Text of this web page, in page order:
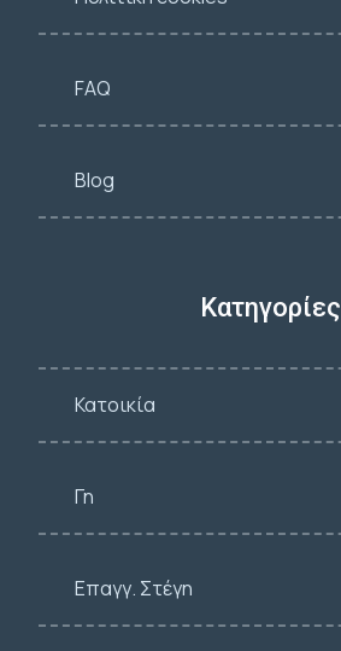
FAQ
Blog
Κατηγορίες
Κατοικία
Γη
Επαγγ. Στέγη